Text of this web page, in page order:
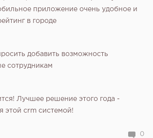
приложение очень удобное и
в городе
добавить возможность
сотрудникам
Лучшее решение этого года -
этой crm системой!
0